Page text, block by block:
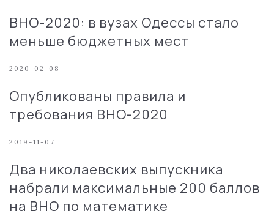
ВНО-2020: в вузах Одессы стало
меньше бюджетных мест
2020-02-08
Опубликованы правила и
требования ВНО-2020
2019-11-07
Два николаевских выпускника
набрали максимальные 200 баллов
на ВНО по математике